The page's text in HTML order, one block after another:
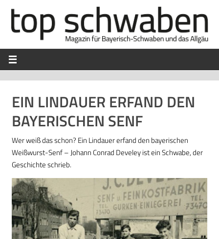
EIN LINDAUER ERFAND DEN
BAYERISCHEN SENF
Wer weiß das schon? Ein Lindauer erfand den bayerischen
Weißwurst-Senf – Johann Conrad Develey ist ein Schwabe, der
Geschichte schrieb.